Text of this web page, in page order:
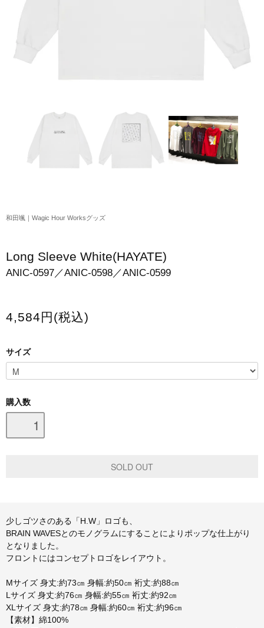
缶バッジ・ステッカー
生活雑貨・菓子・ゲーム
工藤大輝グッズ
岩岡徹グッズ
花村想太｜Natural Lag(ナチュラルラグ)グッズ
和田颯｜Wagic Hour Worksグッズ
会場限定グッズ
和田颯｜Wagic Hour Worksグッズ
Long Sleeve White(HAYATE)
ANIC-0597／ANIC-0598／ANIC-0599
4,584円(税込)
サイズ
購入数
少しゴツさのある「H.W」ロゴも、
BRAIN WAVESとのモノグラムにすることによりポップな仕上がり
となりました。
フロントにはコンセプトロゴをレイアウト。
Mサイズ 身丈:約73㎝ 身幅:約50㎝ 裄丈:約88㎝
Lサイズ 身丈:約76㎝ 身幅:約55㎝ 裄丈:約92㎝
XLサイズ 身丈:約78㎝ 身幅:約60㎝ 裄丈:約96㎝
【素材】綿100%